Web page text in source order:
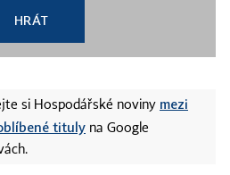
HRÁT
si Hospodářské noviny mezi
tituly na Google